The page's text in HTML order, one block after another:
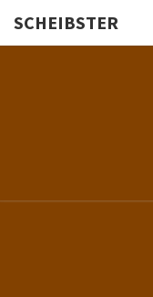
SCHEIBSTER